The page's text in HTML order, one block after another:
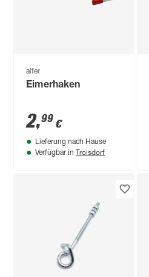
alfer
Eimerhaken
2,99 €
Lieferung nach Hause
Verfügbar in Troisdorf